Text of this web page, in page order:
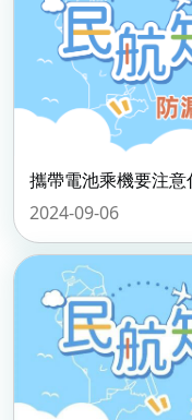
攜帶電池乘機要注意
2024-09-06